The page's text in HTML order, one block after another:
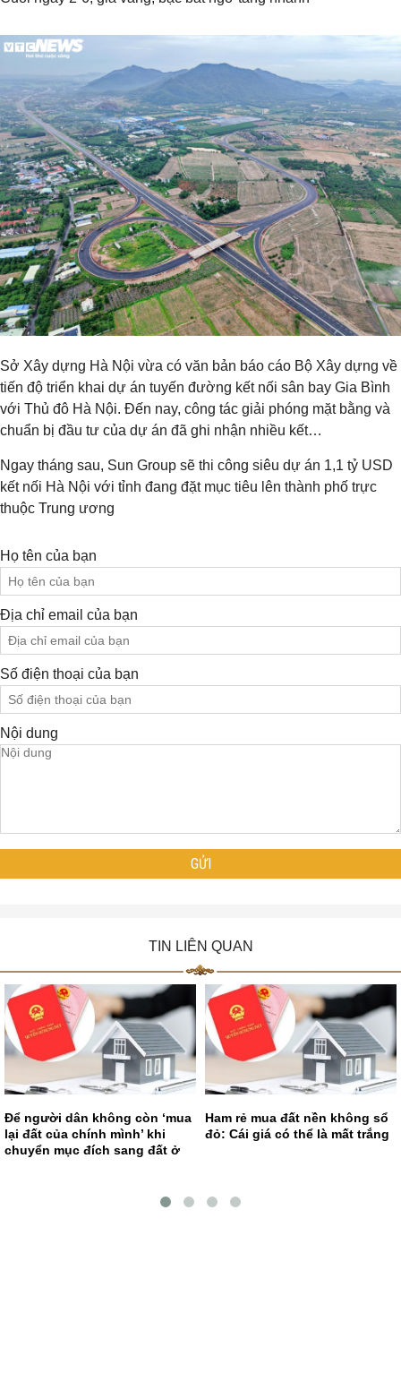
Sở Xây dựng Hà Nội vừa có văn bản báo cáo Bộ Xây dựng về
tiến độ triển khai dự án tuyến đường kết nối sân bay Gia Bình
với Thủ đô Hà Nội. Đến nay, công tác giải phóng mặt bằng và
chuẩn bị đầu tư của dự án đã ghi nhận nhiều kết…
Ngay tháng sau, Sun Group sẽ thi công siêu dự án 1,1 tỷ USD
kết nối Hà Nội với tỉnh đang đặt mục tiêu lên thành phố trực
thuộc Trung ương
Họ tên của bạn
Địa chỉ email của bạn
Số điện thoại của bạn
Nội dung
TIN LIÊN QUAN
Để người dân không còn ‘mua
lại đất của chính mình’ khi
chuyển mục đích sang đất ở
Ham rẻ mua đất nền không sổ
đỏ: Cái giá có thể là mất trắng